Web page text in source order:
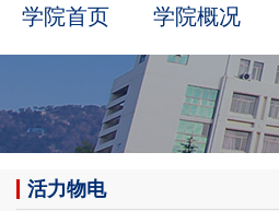
学院首页 学院概况
活力物电